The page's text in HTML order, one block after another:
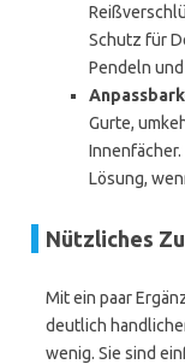
Schutz für
Pendeln
Gurte,
Lösung,
Nützliches
Mit ein paar
deutlich
wenig. Sie sind